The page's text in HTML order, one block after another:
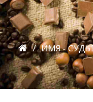
/ ИМЯ -